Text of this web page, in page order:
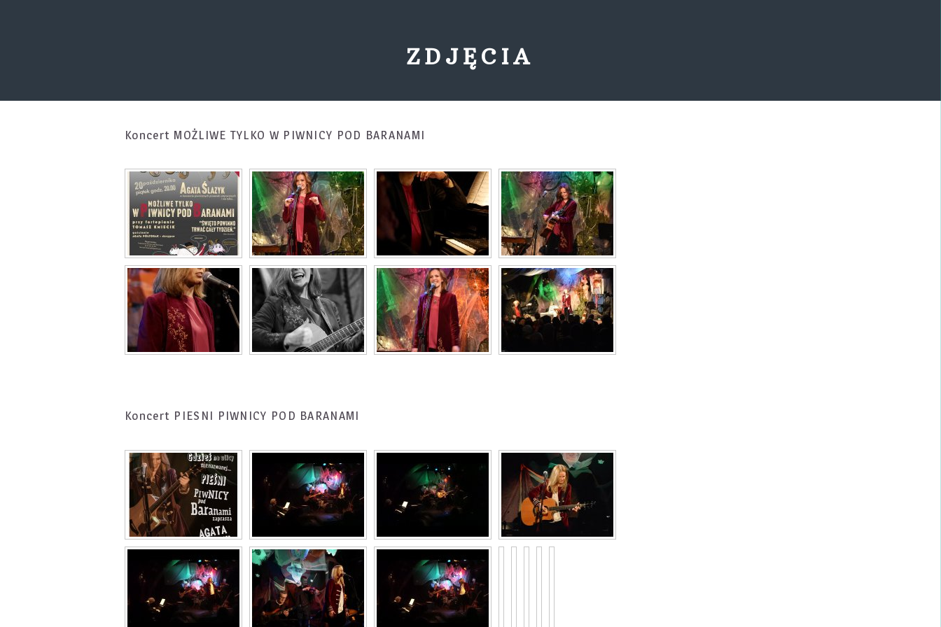
ZDJĘCIA
Koncert MOŻLIWE TYLKO W PIWNICY POD BARANAMI
Koncert PIESNI PIWNICY POD BARANAMI